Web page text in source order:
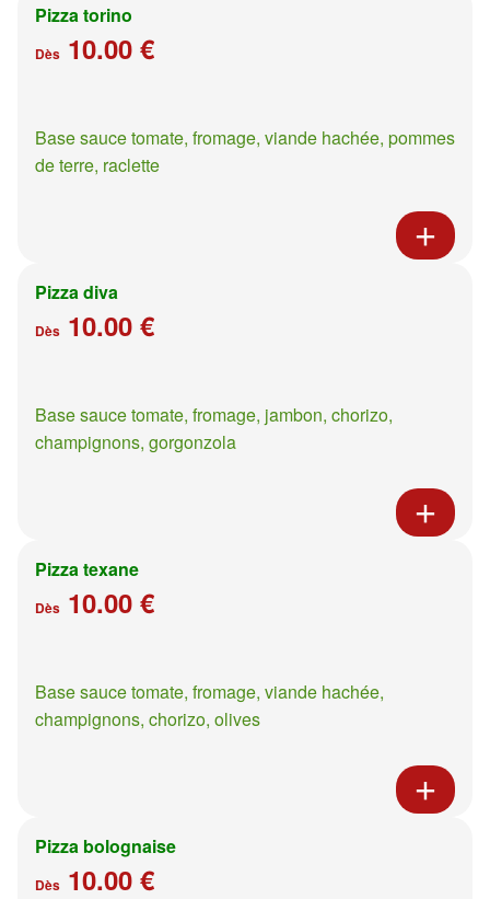
Pizza torino
Dès 10.00 €
Base sauce tomate, fromage, viande hachée, pommes
de terre, raclette
Pizza diva
Dès 10.00 €
Base sauce tomate, fromage, jambon, chorizo,
champignons, gorgonzola
Pizza texane
Dès 10.00 €
Base sauce tomate, fromage, viande hachée,
champignons, chorizo, olives
Pizza bolognaise
Dès 10.00 €